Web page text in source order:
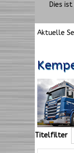
Dies
Aktuelle
Titelfilter